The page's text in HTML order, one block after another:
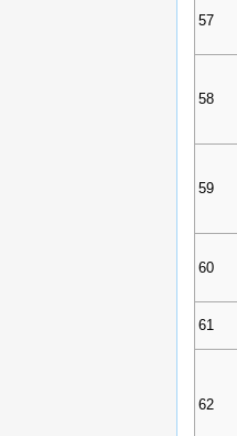
57
58
59
60
61
62